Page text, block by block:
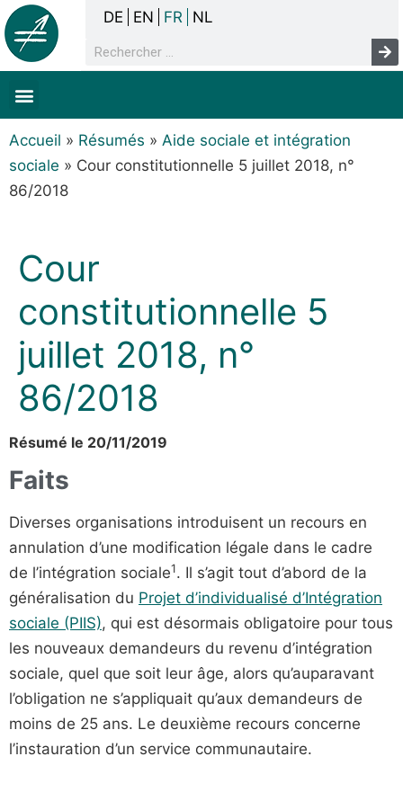
DE EN FR NL
Accueil » Résumés » Aide sociale et intégration
sociale » Cour constitutionnelle 5 juillet 2018, n°
86/2018
Cour
constitutionnelle 5
juillet 2018, n°
86/2018
Résumé le 20/11/2019
Faits
Diverses organisations introduisent un recours en
annulation d’une modification légale dans le cadre
de l’intégration sociale1. Il s’agit tout d’abord de la
généralisation du Projet d’individualisé d’Intégration
sociale (PIIS), qui est désormais obligatoire pour tous
les nouveaux demandeurs du revenu d’intégration
sociale, quel que soit leur âge, alors qu’auparavant
l’obligation ne s’appliquait qu’aux demandeurs de
moins de 25 ans. Le deuxième recours concerne
l’instauration d’un service communautaire.